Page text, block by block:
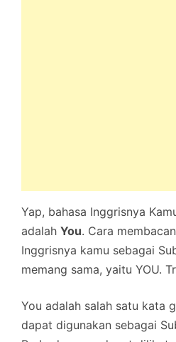
Yap, bahasa Inggrisnya
adalah You. Cara
Inggrisnya kamu sebagai
memang sama, yaitu YOU.
You adalah salah satu kata
dapat digunakan sebagai